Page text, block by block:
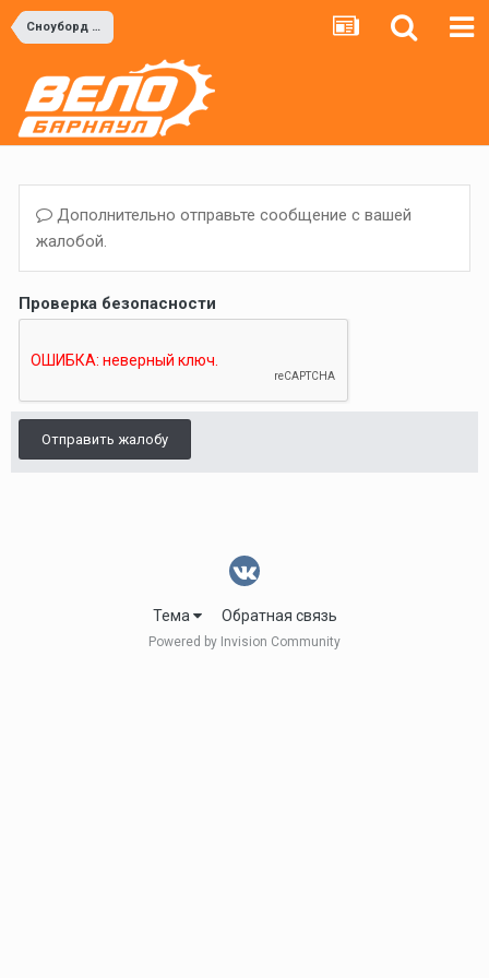
Сноуборд и Горные лыжи
Дополнительно отправьте сообщение с вашей
жалобой.
Проверка безопасности
Отправить жалобу
Тема Обратная связь
Powered by Invision Community